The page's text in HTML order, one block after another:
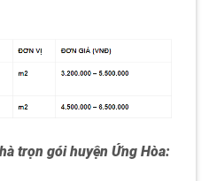
trọn góihuyện Ứng Hòa: